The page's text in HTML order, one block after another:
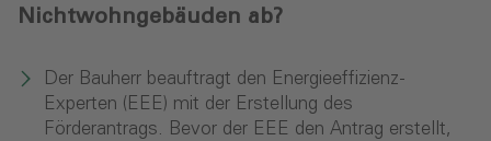
Nichtwohngebäuden ab?
Der Bauherr beauftragt den Energieeffizienz-
Experten (EEE) mit der Erstellung des
Förderantrags. Bevor der EEE den Antrag erstellt,